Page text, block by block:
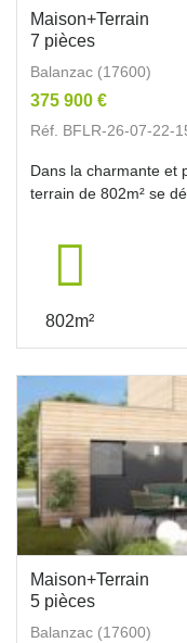
Maison+Terrain
7 pièces
Balanzac (17600)
375 900 €
Réf. BFLR-26-07-22-
Dans la charmante et
terrain de 802m² se
802m²
Maison+Terrain
5 pièces
Balanzac (17600)